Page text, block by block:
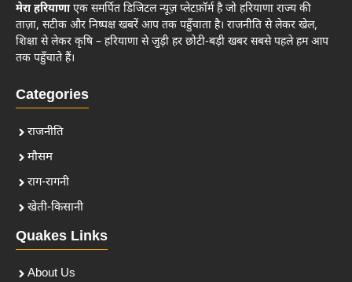
मेरा हरियाणाएक समर्पित डिजिटल न्यूज़ प्लेटफ़ॉर्म है जो हरियाणा राज्य की
ताज़ा, सटीक और निष्पक्ष खबरें आप तक पहुँचाता है। राजनीति से लेकर खेल,
शिक्षा से लेकर कृषि – हरियाणा से जुड़ी हर छोटी-बड़ी खबर सबसे पहले हम आप
तक पहुँचाते हैं।
Categories
राजनीति
मौसम
राग-रागनी
खेती-किसानी
Quakes Links
About Us